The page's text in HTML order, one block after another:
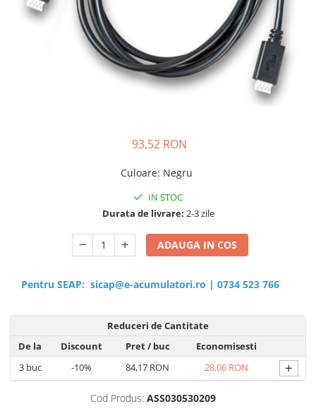
Sisteme de management (BMS)
Redresoare, incarcatoare si testere
Redresoare auto, moto, barci si
93,52 RON
Culoare: Negru
IN STOC
Durata de livrare: 2-3 zile
ADAUGA IN COS
Pentru SEAP: sicap@e-acumulatori.ro | 0734 523 766
Reduceri de Cantitate
De la
Discount Pret/ buc
Economisesti
3buc -10% 84,17 RON 28,06 RON +
Cod Produs: ASS030530209